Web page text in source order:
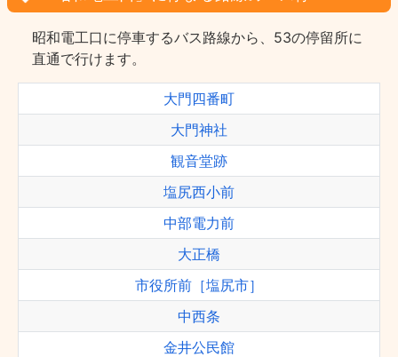
昭和電工口に停車するバス路線から、53の停留所に
直通で行けます。
大門四番町
大門神社
観音堂跡
塩尻西小前
中部電力前
大正橋
市役所前［塩尻市］
中西条
金井公民館